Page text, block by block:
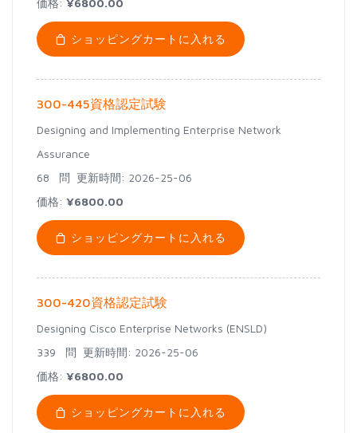
価格: ¥6800.00
ショッピングカートに入れる
300-445資格認定試験
Designing and Implementing Enterprise Network
Assurance
68 問 更新時間: 2026-25-06
価格: ¥6800.00
ショッピングカートに入れる
300-420資格認定試験
Designing Cisco Enterprise Networks (ENSLD)
339 問 更新時間: 2026-25-06
価格: ¥6800.00
ショッピングカートに入れる